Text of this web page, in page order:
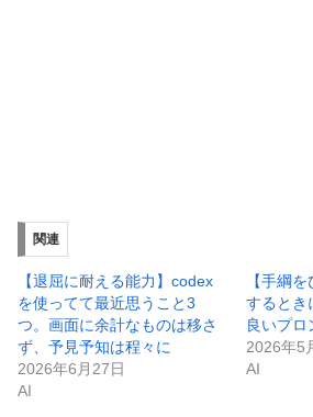
関連
【退屈に耐える能力】codex
を使ってて最近思うこと3
つ。画面に余計なものは移さ
ず、予見予知は程々に
2026年6月27日
AI
【手綱
するとき
良いプロ
2026年5
AI